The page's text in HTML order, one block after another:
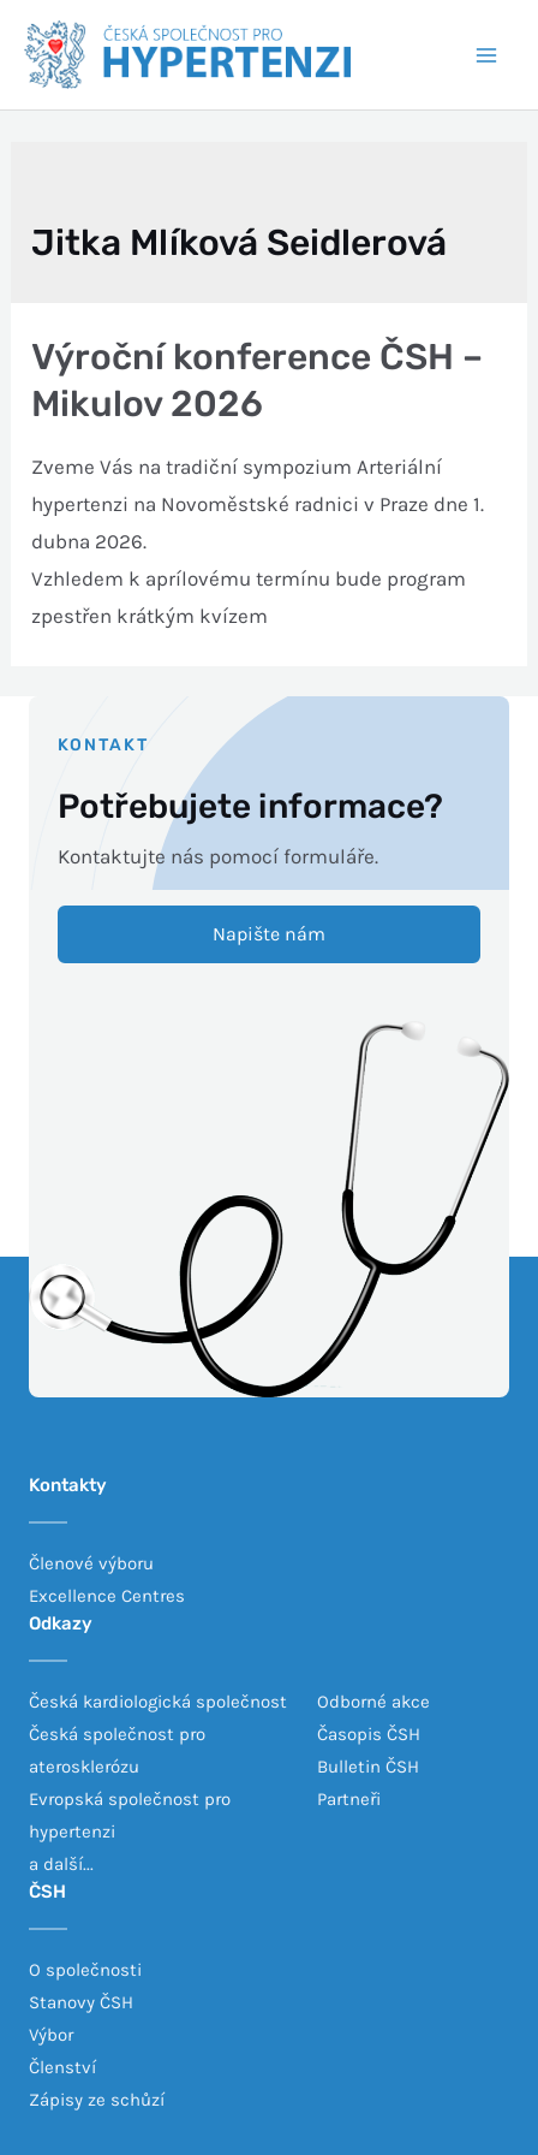
Jitka Mlíková Seidlerová
Výroční konference ČSH –
Mikulov 2026
Zveme Vás na tradiční sympozium Arteriální
hypertenzi na Novoměstské radnici v Praze dne 1.
dubna 2026.
Vzhledem k aprílovému termínu bude program
zpestřen krátkým kvízem
KONTAKT
Potřebujete informace?
Kontaktujte nás pomocí formuláře.
Napište nám
ČSH
O společnosti
Stanovy ČSH
Výbor
Členství
Zápisy ze schůzí
Odborné akce
Časopis ČSH
Bulletin ČSH
Partneři
Odkazy
Česká kardiologická společnost
Česká společnost pro
aterosklerózu
Evropská společnost pro
hypertenzi
a další...
Kontakty
Členové výboru
Excellence Centres